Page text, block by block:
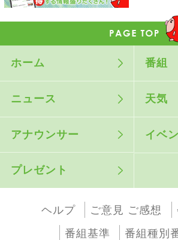
ホーム 番組
ニュース 天気
アナウンサー イベ
プレゼント
ヘルプ ご意見 ご感想
番組基準
番組種別